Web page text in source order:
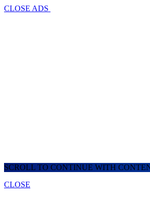
CLOSE ADS
SCROLL TO CONTINUE WITH
CLOSE